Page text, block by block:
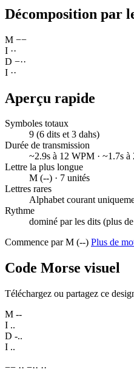
Décomposition par
M −−
I ··
D −··
I ··
Aperçu rapide
Symboles totaux
9 (6 dits et 3 dahs)
Durée de transmission
~2.9s à 12 WPM · ~1.7s
Lettre la plus longue
M (--) · 7 unités
Lettres rares
Alphabet courant
Rythme
dominé par les dits (plus
Commence par M (--) Plus de
Code Morse visuel
Téléchargez ou partagez ce
M --
I ..
D -..
I ..
−− ·· −·· ··